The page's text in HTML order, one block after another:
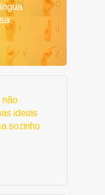
não
ideias
sozinho